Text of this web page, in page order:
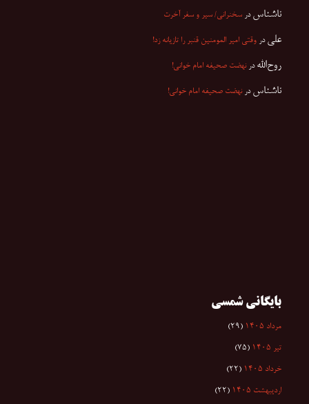
ناشناس در سخنرانی/ سیر و سفر آخرت
علی در وقتی امیر المومنین قنبر را تازیانه زد!
روح‌الله درنهضت صحیفه امام خوانی!
ناشناس درنهضت صحیفه امام خوانی!
بایگانی شمسی
مرداد ۱۴۰۵ (۲۹)
تیر ۱۴۰۵ (۷۵)
خرداد ۱۴۰۵ (۲۲)
اردیبهشت ۱۴۰۵ (۲۲)